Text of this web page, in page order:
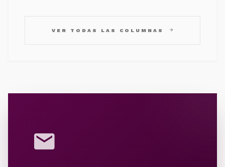
VER TODAS LAS COLUMNAS arrow_forward
mail